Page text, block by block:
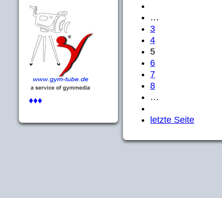
♦♦♦
…
3
4
5
6
7
8
…
letzte Seite